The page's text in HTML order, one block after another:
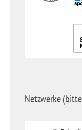
Netzwerke